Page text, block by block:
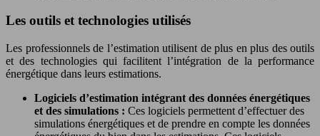
Les outils et technologies utilisés
Les professionnels de l’estimation utilisent de plus en plus des outils
et des technologies qui facilitent l’intégration de la performance
énergétique dans leurs estimations.
Logiciels d’estimation intégrant des données énergétiques
et des simulations : Ces logiciels permettent d’effectuer des
simulations énergétiques et de prendre en compte les données